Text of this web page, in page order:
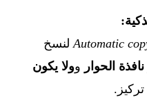
Automaticلنسخ
الحوار وولا يكون